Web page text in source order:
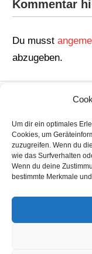
Um dir ein optimales
Cookies, um
zuzugreifen. Wenn du
wie das Surfverhalten
Wenn du deine
bestimmte Merkmale
Kommentar
Du musst
abzugeben.
Anmeldung